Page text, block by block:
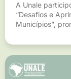
A Unale
“Desafios e
Municípios”,